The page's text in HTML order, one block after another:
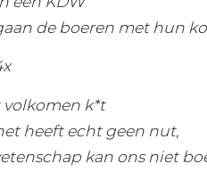
de boeren met hun
volkomen k*t
heeft echt geen nut,
kan ons niet